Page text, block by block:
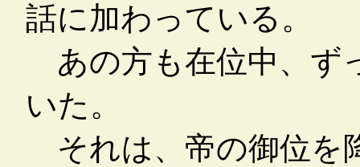
話に加わっている。
あの方も在位中、ず
いた。
それは、帝の御位を